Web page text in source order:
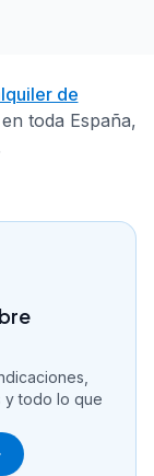
de
toda España,
y todo lo que